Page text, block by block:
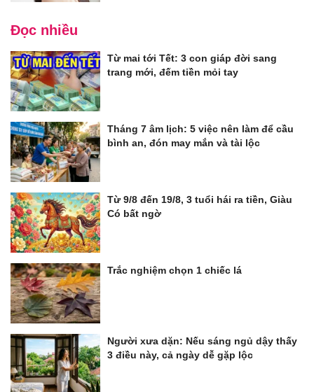
Đọc nhiều
Từ mai tới Tết: 3 con giáp đời sang
trang mới, đếm tiền mỏi tay
Tháng 7 âm lịch: 5 việc nên làm để cầu
bình an, đón may mắn và tài lộc
Từ 9/8 đến 19/8, 3 tuổi hái ra tiền, Giàu
Có bất ngờ
Trắc nghiệm chọn 1 chiếc lá
Người xưa dặn: Nếu sáng ngủ dậy thấy
3 điều này, cả ngày dễ gặp lộc